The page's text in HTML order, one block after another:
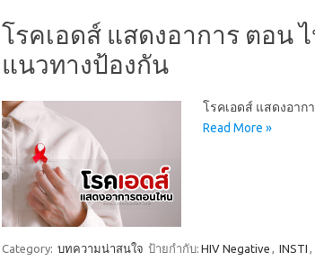
โรคเอดส์ แสดงอาการ ตอ
แนวทางป้องกัน
โรคเอดส์ แสดงอาก
Read More »
Category: บทความน่าสนใจ ป้ายกำกับ: HIV Negative , INSTI ,